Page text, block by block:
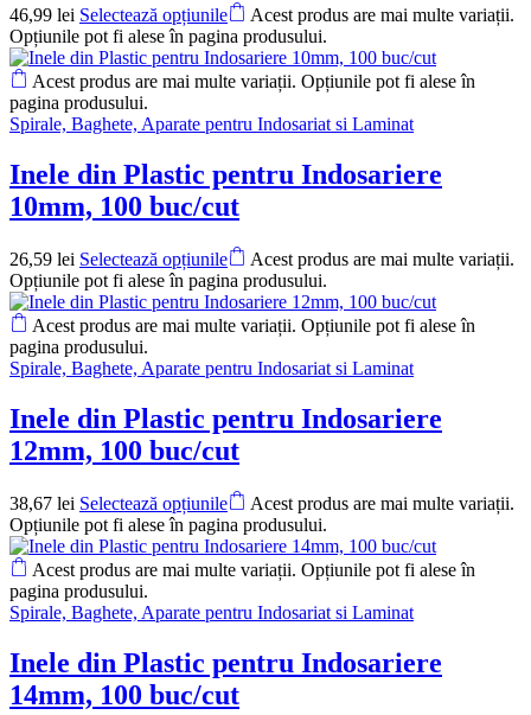
46,99 lei Selectează opțiunile
Acest produs are mai multe variații.
Opțiunile pot fi alese în pagina produsului.
Acest produs are mai multe variații. Opțiunile pot fi alese în
pagina produsului.
Spirale, Baghete, Aparate pentru Indosariat si Laminat
Inele din Plastic pentru Indosariere
10mm, 100 buc/cut
26,59 lei Selectează opțiunile
Acest produs are mai multe variații.
Opțiunile pot fi alese în pagina produsului.
Acest produs are mai multe variații. Opțiunile pot fi alese în
pagina produsului.
Spirale, Baghete, Aparate pentru Indosariat si Laminat
Inele din Plastic pentru Indosariere
12mm, 100 buc/cut
38,67 lei Selectează opțiunile
Acest produs are mai multe variații.
Opțiunile pot fi alese în pagina produsului.
Acest produs are mai multe variații. Opțiunile pot fi alese în
pagina produsului.
Spirale, Baghete, Aparate pentru Indosariat si Laminat
Inele din Plastic pentru Indosariere
14mm, 100 buc/cut